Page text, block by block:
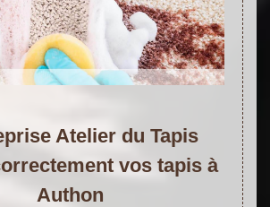
Atelier du Tapis
vos tapis à
Authon